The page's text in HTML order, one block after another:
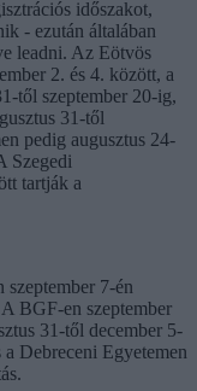
időszakot,
- ezután általában
leadni. Az Eötvös
2. és 4. között, a
től szeptember 20-ig,
31-től
pedig augusztus 24-
Szegedi
tartják a
szeptember 7-én
BGF-en szeptember
31-től december 5-
Debreceni Egyetemen